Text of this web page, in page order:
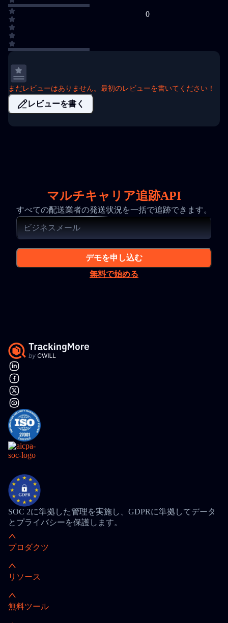
0
まだレビューはありません。最初のレビューを書いてください！
レビューを書く
マルチキャリア追跡API
すべての配送業者の発送状況を一括で追跡できます。
デモを申し込む
無料で始める
SOC 2に準拠した管理を実施し、GDPRに準拠してデータ
とプライバシーを保護します。
プロダクツ
リソース
無料ツール